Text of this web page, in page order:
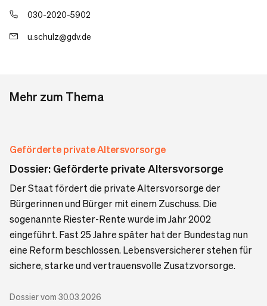
030-2020-5902
u.schulz@gdv.de
Mehr zum Thema
Geförderte private Altersvorsorge
Dossier: Geförderte private Altersvorsorge
Der Staat fördert die private Altersvorsorge der
Bürgerinnen und Bürger mit einem Zuschuss. Die
sogenannte Riester-Rente wurde im Jahr 2002
eingeführt. Fast 25 Jahre später hat der Bundestag nun
eine Reform beschlossen. Lebensversicherer stehen für
sichere, starke und vertrauensvolle Zusatzvorsorge.
Dossier vom 30.03.2026